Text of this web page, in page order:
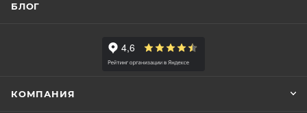
БЛОГ
КОМПАНИЯ